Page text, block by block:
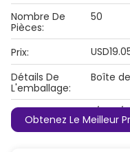
Nombre De
Pièces:
50
Prix:
Détails De
L'emballage:
Boîte
Conditions De
Paiement:
L/C,
Obtenez Le Meilleur